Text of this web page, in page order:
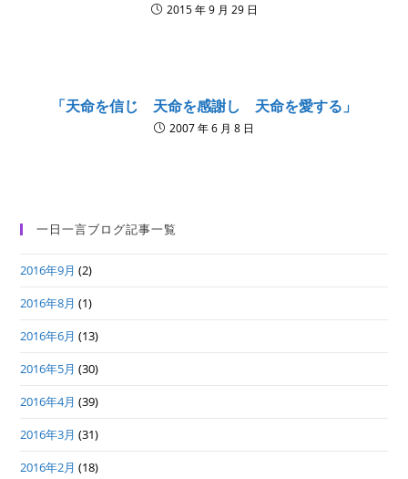
2015 年 9 月 29 日
「天命を信じ 天命を感謝し 天命を愛する」
2007 年 6 月 8 日
一日一言ブログ記事一覧
2016年9月 (2)
2016年8月 (1)
2016年6月 (13)
2016年5月 (30)
2016年4月 (39)
2016年3月 (31)
2016年2月 (18)